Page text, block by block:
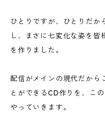
ひとりですが、ひとりだか
し、まさに七変化な姿を皆
を作りました。
配信がメインの現代だから
とができるCD作りを、こ
やっていきます。